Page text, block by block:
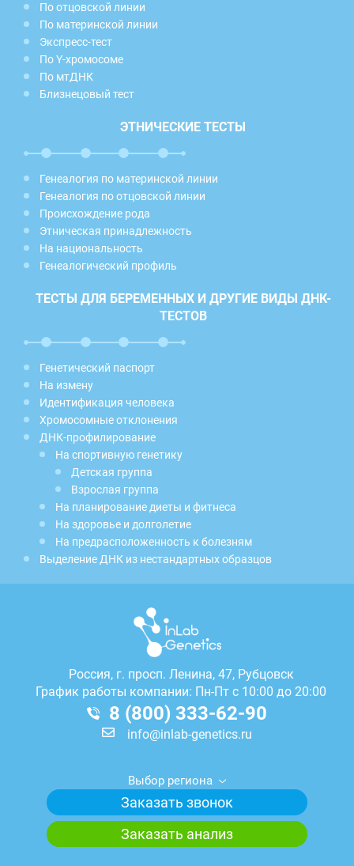
По отцовской линии
По материнской линии
Экспресс-тест
По Y-хромосоме
По мтДНК
Близнецовый тест
ЭТНИЧЕСКИЕ ТЕСТЫ
Генеалогия по материнской линии
Генеалогия по отцовской линии
Происхождение рода
Этническая принадлежность
На национальность
Генеалогический профиль
ТЕСТЫ ДЛЯ БЕРЕМЕННЫХ И ДРУГИЕ ВИДЫ ДНК-
ТЕСТОВ
Генетический паспорт
На измену
Идентификация человека
Хромосомные отклонения
ДНК-профилирование
На спортивную генетику
Детская группа
Взрослая группа
На планирование диеты и фитнеса
На здоровье и долголетие
На предрасположенность к болезням
Выделение ДНК из нестандартных образцов
Россия, г. просп. Ленина, 47, Рубцовск
График работы компании: Пн-Пт с 10:00 до 20:00
8 (800) 333-62-90
info@inlab-genetics.ru
Выбор региона
Заказать звонок
Заказать анализ